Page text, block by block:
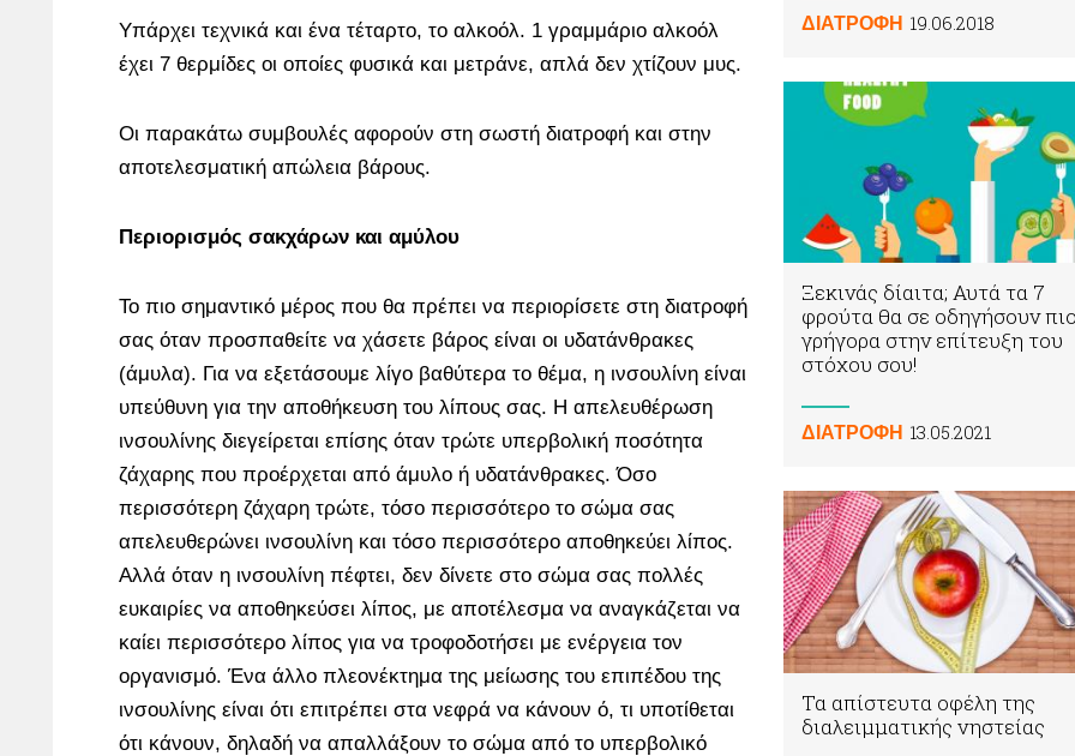
Υπάρχει τεχνικά και ένα τέταρτο, το αλκοόλ. 1 γραμμάριο αλκοόλ
έχει 7 θερμίδες οι οποίες φυσικά και μετράνε, απλά δεν χτίζουν μυς.
Οι παρακάτω συμβουλές αφορούν στη σωστή διατροφή και στην
αποτελεσματική απώλεια βάρους.
Περιορισμός σακχάρων και αμύλου
Το πιο σημαντικό μέρος που θα πρέπει να περιορίσετε στη διατροφή
σας όταν προσπαθείτε να χάσετε βάρος είναι οι υδατάνθρακες
(άμυλα). Για να εξετάσουμε λίγο βαθύτερα το θέμα, η ινσουλίνη είναι
υπεύθυνη για την αποθήκευση του λίπους σας. Η απελευθέρωση
ινσουλίνης διεγείρεται επίσης όταν τρώτε υπερβολική ποσότητα
ζάχαρης που προέρχεται από άμυλο ή υδατάνθρακες. Όσο
περισσότερη ζάχαρη τρώτε, τόσο περισσότερο το σώμα σας
απελευθερώνει ινσουλίνη και τόσο περισσότερο αποθηκεύει λίπος.
Αλλά όταν η ινσουλίνη πέφτει, δεν δίνετε στο σώμα σας πολλές
ευκαιρίες να αποθηκεύσει λίπος, με αποτέλεσμα να αναγκάζεται να
καίει περισσότερο λίπος για να τροφοδοτήσει με ενέργεια τον
οργανισμό. Ένα άλλο πλεονέκτημα της μείωσης του επιπέδου της
ινσουλίνης είναι ότι επιτρέπει στα νεφρά να κάνουν ό, τι υποτίθεται
ότι κάνουν, δηλαδή να απαλλάξουν το σώμα από το υπερβολικό
ΔΙΑΤΡΟΦΗ 19.06.2018
Ξεκινάς δίαιτα; Αυτά τα 7
φρούτα θα σε οδηγήσουν
γρήγορα στην επίτευξη του
στόχου σου!
ΔΙΑΤΡΟΦΗ 13.05.2021
Τα απίστευτα οφέλη της
διαλειμματικής νηστείας